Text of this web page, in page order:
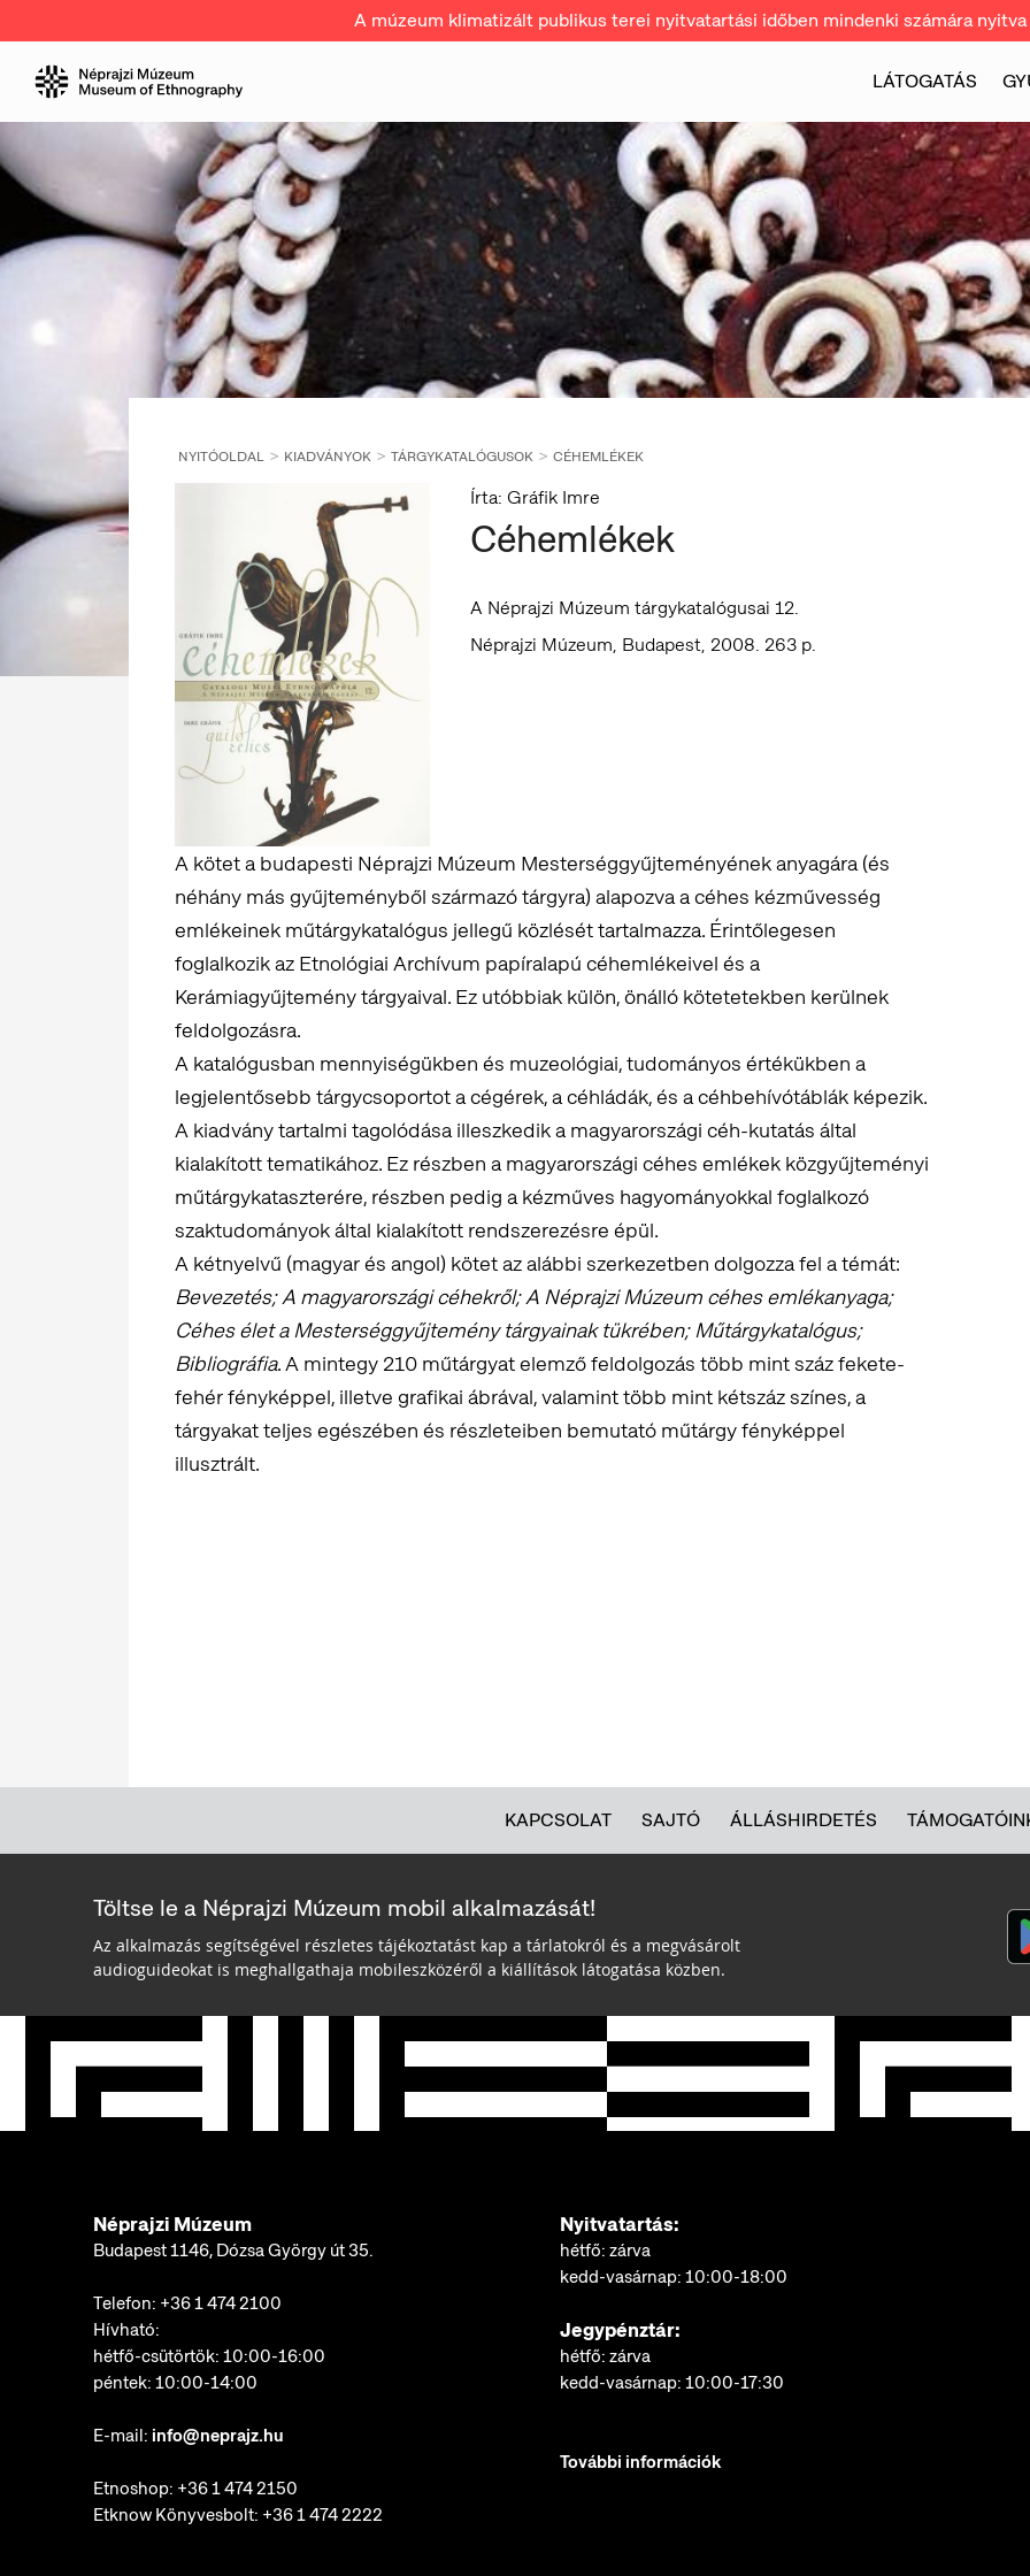
A múzeum klimatizált publikus terei nyitvatartási időben mindenki számára nyitva
LÁTOGATÁS
NYITÓOLDAL KIADVÁNYOK TÁRGYKATALÓGUSOK CÉHEMLÉKEK
Írta: Gráfik Imre
Céhemlékek
A Néprajzi Múzeum tárgykatalógusai 12.
Néprajzi Múzeum, Budapest, 2008. 263 p.
A kötet a budapesti Néprajzi Múzeum Mesterséggyűjteményének anyagára (és
néhány más gyűjteményből származó tárgyra) alapozva a céhes kézművesség
emlékeinek műtárgykatalógus jellegű közlését tartalmazza. Érintőlegesen
foglalkozik az Etnológiai Archívum papíralapú céhemlékeivel és a
Kerámiagyűjtemény tárgyaival. Ez utóbbiak külön, önálló kötetetekben kerülnek
feldolgozásra.
A katalógusban mennyiségükben és muzeológiai, tudományos értékükben a
legjelentősebb tárgycsoportot a cégérek, a céhládák, és a céhbehívótáblák képezik.
A kiadvány tartalmi tagolódása illeszkedik a magyarországi céh-kutatás által
kialakított tematikához. Ez részben a magyarországi céhes emlékek közgyűjteményi
műtárgykataszterére, részben pedig a kézműves hagyományokkal foglalkozó
szaktudományok által kialakított rendszerezésre épül.
A kétnyelvű (magyar és angol) kötet az alábbi szerkezetben dolgozza fel a témát:
Bevezetés; A magyarországi céhekről; A Néprajzi Múzeum céhes emlékanyaga;
Céhes élet a Mesterséggyűjtemény tárgyainak tükrében; Műtárgykatalógus;
Bibliográfia. A mintegy 210 műtárgyat elemző feldolgozás több mint száz fekete-
fehér fényképpel, illetve grafikai ábrával, valamint több mint kétszáz színes, a
tárgyakat teljes egészében és részleteiben bemutató műtárgy fényképpel
illusztrált.
KAPCSOLAT SAJTÓ ÁLLÁSHIRDETÉS
Töltse le a Néprajzi Múzeum mobil alkalmazását!
Az alkalmazás segítségével részletes tájékoztatást kap a tárlatokról és a megvásárolt
audioguideokat is meghallgathaja mobileszközéről a kiállítások látogatása közben.
Néprajzi Múzeum
Budapest 1146, Dózsa György út 35.
Telefon: +36 1 474 2100
Hívható:
hétfő-csütörtök: 10:00-16:00
péntek: 10:00-14:00
E-mail: info@neprajz.hu
Etnoshop: +36 1 474 2150
Etknow Könyvesbolt: +36 1 474 2222
Nyitvatartás:
hétfő: zárva
kedd-vasárnap: 10:00-18:00
Jegypénztár:
hétfő: zárva
kedd-vasárnap: 10:00-17:30
További információk